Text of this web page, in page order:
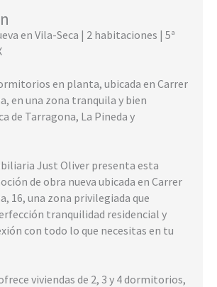
en Vila-Seca | 2 habitaciones | 5ª
en planta, ubicada en Carrer
en una zona tranquila y bien
de Tarragona, La Pineda y
Just Oliver presenta esta
de obra nueva ubicada en Carrer
16, una zona privilegiada que
tranquilidad residencial y
con todo lo que necesitas en tu
viviendas de 2, 3 y 4 dormitorios,